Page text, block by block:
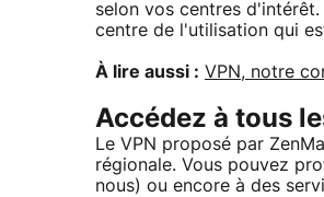
selon vos centres
centre de l'utilisation qui
À lire aussi : VPN, notre
Accédez à tous
Le VPN proposé par
régionale. Vous pouvez
nous) ou encore à des